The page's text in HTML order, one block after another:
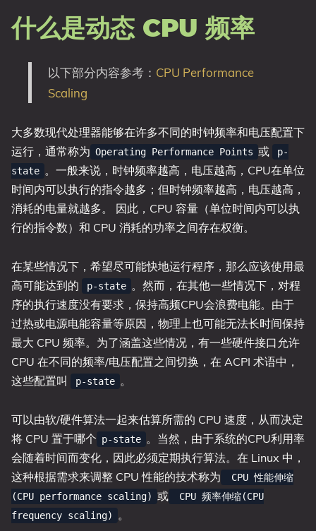
什么是动态 CPU 频率
以下部分内容参考： CPU Performance
Scaling
大多数现代处理器能够在许多不同的时钟频率和电压配置下
运行，通常称为 Operating Performance Points 或
p-
state 。一般来说，时钟频率越高，电压越高，CPU在单位
时间内可以执行的指令越多；但时钟频率越高，电压越高，
消耗的电量就越多。 因此，CPU 容量（单位时间内可以执
行的指令数）和 CPU 消耗的功率之间存在权衡。
在某些情况下，希望尽可能快地运行程序，那么应该使用最
高可能达到的
p-state 。然而，在其他一些情况下，对程
序的执行速度没有要求，保持高频CPU会浪费电能。由于
过热或电源电能容量等原因，物理上也可能无法长时间保持
最大 CPU 频率。为了涵盖这些情况，有一些硬件接口允许
CPU 在不同的频率/电压配置之间切换，在 ACPI 术语中，
这些配置叫
p-state 。
可以由软/硬件算法一起来估算所需的 CPU 速度，从而决定
将 CPU 置于哪个 p-state 。当然，由于系统的CPU利用率
会随着时间而变化，因此必须定期执行算法。在 Linux 中，
这种根据需求来调整 CPU 性能的技术称为
CPU 性能伸缩
(CPU performance scaling) 或
CPU 频率伸缩(CPU
frequency scaling)
。